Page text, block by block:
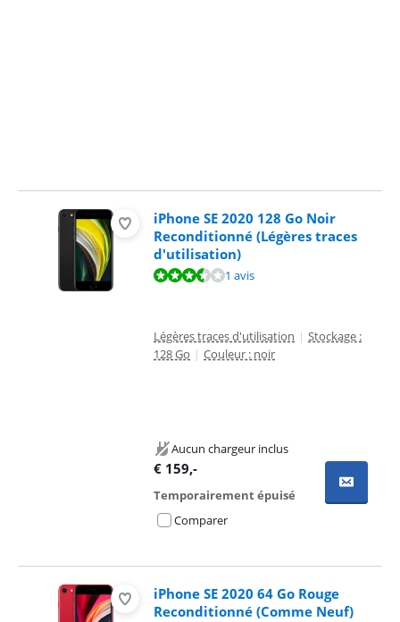
iPhone SE 2020 128 Go Noir
Reconditionné (Légères traces
d'utilisation)
La note est de 7,0 sur 10, basée sur 1 avis.1 avis
Légères traces d'utilisation | Stockage :
128 Go | Couleur : noir
Aucun chargeur inclus
€ 159,-
Temporairement épuisé
Comparer
iPhone SE 2020 64 Go Rouge
Reconditionné (Comme Neuf)